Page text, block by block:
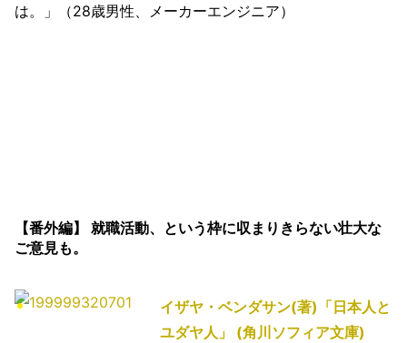
は。」（28歳男性、メーカーエンジニア）
【番外編】 就職活動、という枠に収まりきらない壮大な
ご意見も。
イザヤ・ベンダサン(著)「日本人と
ユダヤ人」 (角川ソフィア文庫)